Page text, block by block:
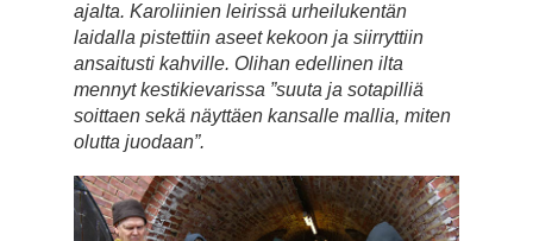
ajalta. Karoliinien leirissä urheilukentän
laidalla pistettiin aseet kekoon ja siirryttiin
ansaitusti kahville. Olihan edellinen ilta
mennyt kestikievarissa ”suuta ja sotapilliä
soittaen sekä näyttäen kansalle mallia, miten
olutta juodaan”.